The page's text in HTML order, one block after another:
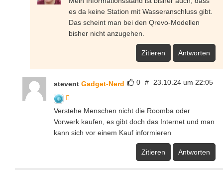
es da keine Station mit Wasseranschluss gibt.
Das scheint man bei den Qrevo-Modellen
bisher nicht anzugehen.
Zitieren Antworten
0 # 23.10.24 um 22:05
stevent Gadget-Nerd
Verstehe Menschen nicht die Roomba oder
Vorwerk kaufen, es gibt doch das Internet und man
kann sich vor einem Kauf informieren
Zitieren Antworten